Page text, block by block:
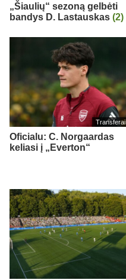
„Šiaulių“ sezoną gelbėti
bandys D. Lastauskas (2)
Transferai
Oficialu: C. Norgaardas
keliasi į „Everton“